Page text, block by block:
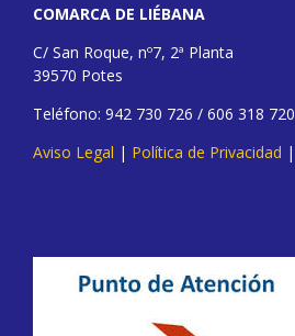
COMARCA DE LIÉBANA
C/ San Roque, nº7, 2ª Planta
39570 Potes
Teléfono: 942 730 726 / 606 318 720
Aviso Legal | Política de Privacidad |